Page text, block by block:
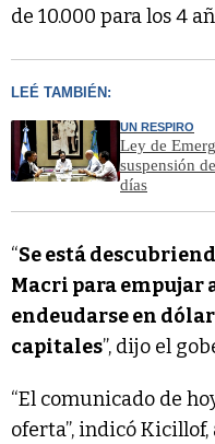
de 10.000 para los 4
LEÉ TAMBIÉN:
UN RESPIRO
Ley de
suspensión
días
“Se está
Macri para empujar
endeudarse en
capitales”, dijo el
“El comunicado de
oferta”, indicó